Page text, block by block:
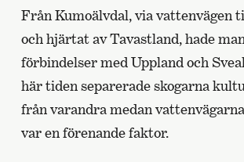
Från Kumoälvdal, via vattenvägen
och hjärtat av Tavastland, hade
förbindelser med Uppland och
här tiden separerade skogarna
från varandra medan
var en förenande faktor.